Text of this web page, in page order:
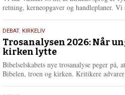
e
retning, kerneopgaver og handleplaner.
2.
juni
2026
DEBAT, KIRKELIV
Trosanalysen 2026: Når
kirken lytte
Bibelselskabets nye trosanalyse peger på,
Bibelen, troen og kirken. Kritikere